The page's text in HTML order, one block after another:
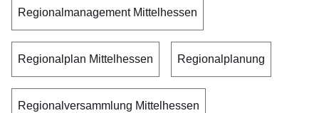
Regionalmanagement Mittelhessen
Regionalplan Mittelhessen Regionalplanung
Regionalversammlung Mittelhessen